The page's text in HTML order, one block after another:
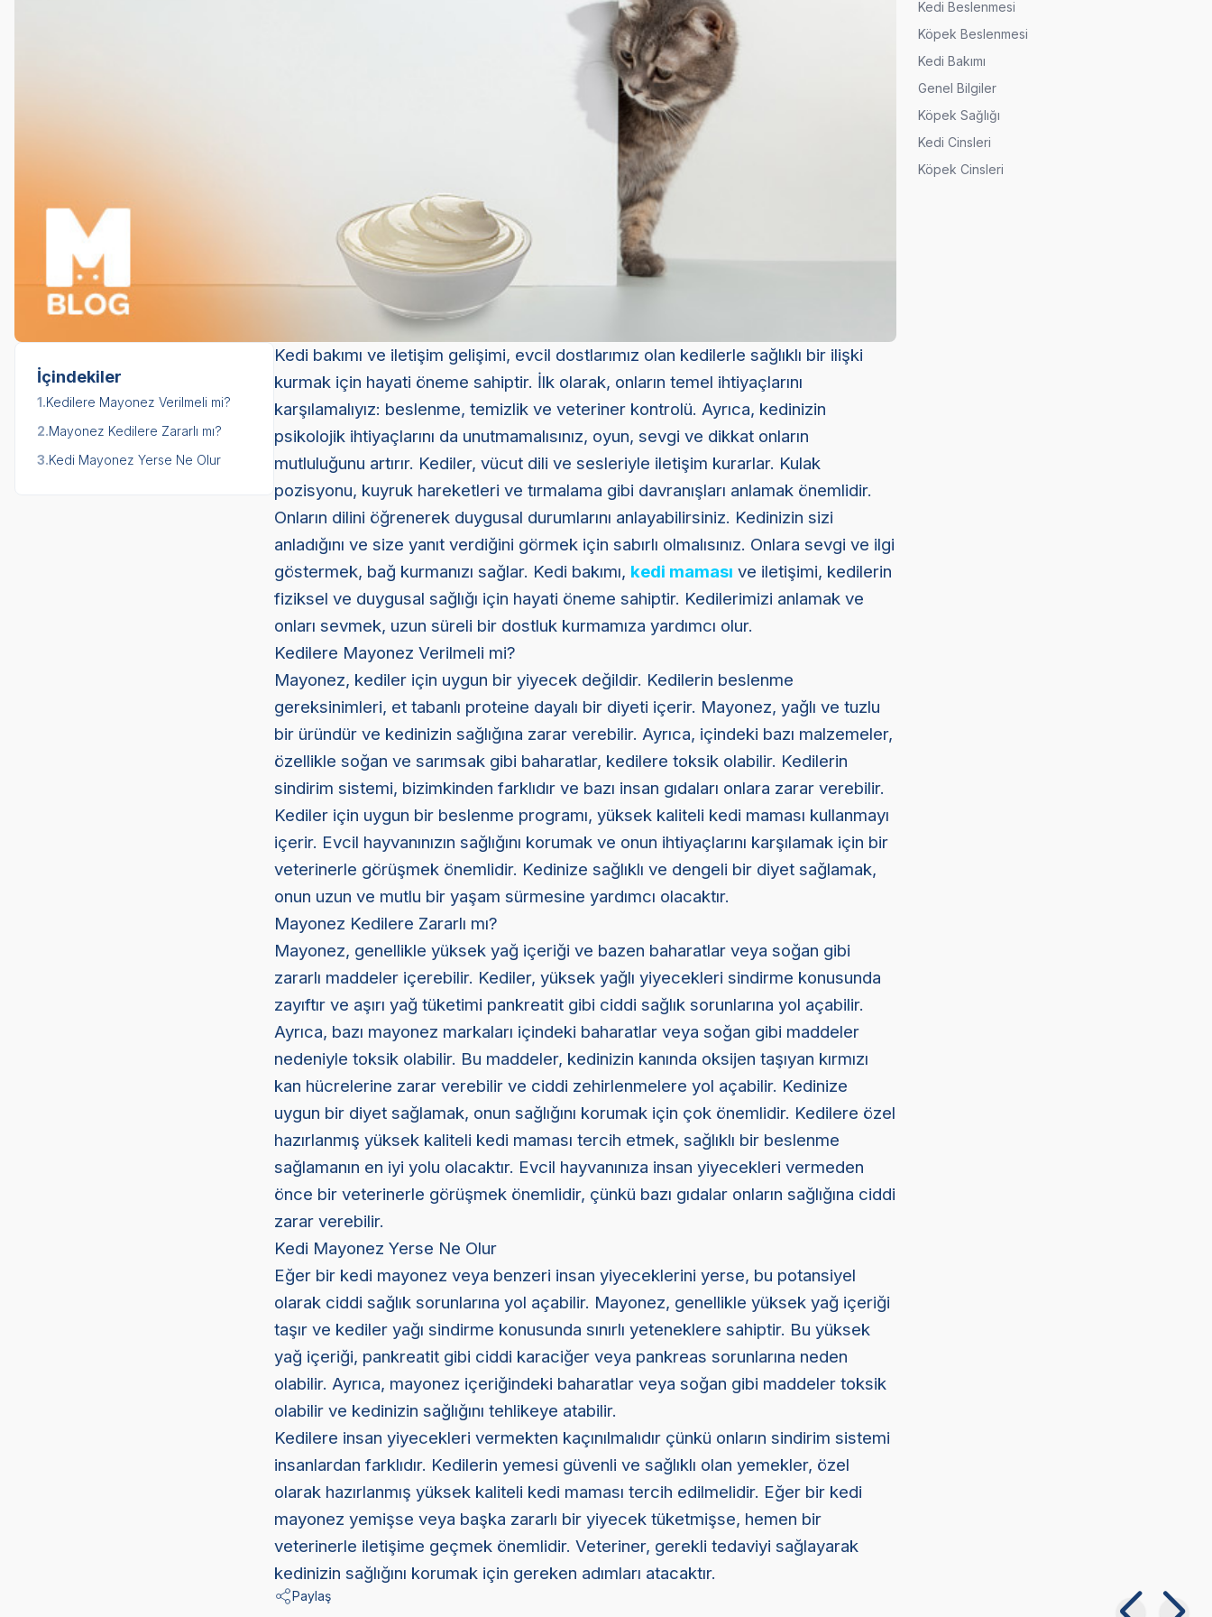
İçindekiler
1.Kedilere Mayonez Verilmeli mi?
2.Mayonez Kedilere Zararlı mı?
3.Kedi Mayonez Yerse Ne Olur
Kedi bakımı ve iletişim gelişimi, evcil dostlarımız olan kedilerle sağlıklı bir ilişki
kurmak için hayati öneme sahiptir. İlk olarak, onların temel ihtiyaçlarını
karşılamalıyız: beslenme, temizlik ve veteriner kontrolü. Ayrıca, kedinizin
psikolojik ihtiyaçlarını da unutmamalısınız, oyun, sevgi ve dikkat onların
mutluluğunu artırır. Kediler, vücut dili ve sesleriyle iletişim kurarlar. Kulak
pozisyonu, kuyruk hareketleri ve tırmalama gibi davranışları anlamak önemlidir.
Onların dilini öğrenerek duygusal durumlarını anlayabilirsiniz. Kedinizin sizi
anladığını ve size yanıt verdiğini görmek için sabırlı olmalısınız. Onlara sevgi ve ilgi
göstermek, bağ kurmanızı sağlar. Kedi bakımı, kedi maması ve iletişimi, kedilerin
fiziksel ve duygusal sağlığı için hayati öneme sahiptir. Kedilerimizi anlamak ve
onları sevmek, uzun süreli bir dostluk kurmamıza yardımcı olur.
Kedilere Mayonez Verilmeli mi?
Mayonez, kediler için uygun bir yiyecek değildir. Kedilerin beslenme
gereksinimleri, et tabanlı proteine dayalı bir diyeti içerir. Mayonez, yağlı ve tuzlu
bir üründür ve kedinizin sağlığına zarar verebilir. Ayrıca, içindeki bazı malzemeler,
özellikle soğan ve sarımsak gibi baharatlar, kedilere toksik olabilir. Kedilerin
sindirim sistemi, bizimkinden farklıdır ve bazı insan gıdaları onlara zarar verebilir.
Kediler için uygun bir beslenme programı, yüksek kaliteli kedi maması kullanmayı
içerir. Evcil hayvanınızın sağlığını korumak ve onun ihtiyaçlarını karşılamak için bir
veterinerle görüşmek önemlidir. Kedinize sağlıklı ve dengeli bir diyet sağlamak,
onun uzun ve mutlu bir yaşam sürmesine yardımcı olacaktır.
Mayonez Kedilere Zararlı mı?
Mayonez, genellikle yüksek yağ içeriği ve bazen baharatlar veya soğan gibi
zararlı maddeler içerebilir. Kediler, yüksek yağlı yiyecekleri sindirme konusunda
zayıftır ve aşırı yağ tüketimi pankreatit gibi ciddi sağlık sorunlarına yol açabilir.
Ayrıca, bazı mayonez markaları içindeki baharatlar veya soğan gibi maddeler
nedeniyle toksik olabilir. Bu maddeler, kedinizin kanında oksijen taşıyan kırmızı
kan hücrelerine zarar verebilir ve ciddi zehirlenmelere yol açabilir. Kedinize
uygun bir diyet sağlamak, onun sağlığını korumak için çok önemlidir. Kedilere özel
hazırlanmış yüksek kaliteli kedi maması tercih etmek, sağlıklı bir beslenme
sağlamanın en iyi yolu olacaktır. Evcil hayvanınıza insan yiyecekleri vermeden
önce bir veterinerle görüşmek önemlidir, çünkü bazı gıdalar onların sağlığına ciddi
zarar verebilir.
Kedi Mayonez Yerse Ne Olur
Eğer bir kedi mayonez veya benzeri insan yiyeceklerini yerse, bu potansiyel
olarak ciddi sağlık sorunlarına yol açabilir. Mayonez, genellikle yüksek yağ içeriği
taşır ve kediler yağı sindirme konusunda sınırlı yeteneklere sahiptir. Bu yüksek
yağ içeriği, pankreatit gibi ciddi karaciğer veya pankreas sorunlarına neden
olabilir. Ayrıca, mayonez içeriğindeki baharatlar veya soğan gibi maddeler toksik
olabilir ve kedinizin sağlığını tehlikeye atabilir.
Kedilere insan yiyecekleri vermekten kaçınılmalıdır çünkü onların sindirim sistemi
insanlardan farklıdır. Kedilerin yemesi güvenli ve sağlıklı olan yemekler, özel
olarak hazırlanmış yüksek kaliteli kedi maması tercih edilmelidir. Eğer bir kedi
mayonez yemişse veya başka zararlı bir yiyecek tüketmişse, hemen bir
veterinerle iletişime geçmek önemlidir. Veteriner, gerekli tedaviyi sağlayarak
kedinizin sağlığını korumak için gereken adımları atacaktır.
Paylaş
Kedi Beslenmesi
Köpek Beslenmesi
Kedi Bakımı
Genel Bilgiler
Köpek Sağlığı
Kedi Cinsleri
Köpek Cinsleri